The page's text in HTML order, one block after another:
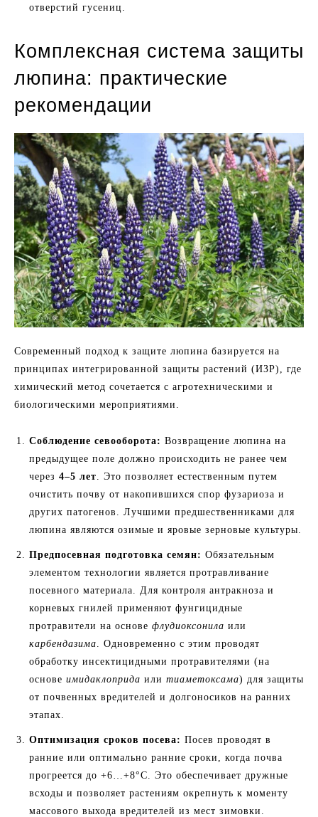
отверстий гусениц.
Комплексная система защиты
люпина: практические
рекомендации
Современный подход к защите люпина базируется на
принципах интегрированной защиты растений (ИЗР), где
химический метод сочетается с агротехническими и
биологическими мероприятиями.
Соблюдение севооборота: Возвращение люпина на
предыдущее поле должно происходить не ранее чем
через 4–5 лет . Это позволяет естественным путем
очистить почву от накопившихся спор фузариоза и
других патогенов. Лучшими предшественниками для
люпина являются озимые и яровые зерновые культуры.
Предпосевная подготовка семян: Обязательным
элементом технологии является протравливание
посевного материала. Для контроля антракноза и
корневых гнилей применяют фунгицидные
протравители на основе флудиоксонила или
карбендазима . Одновременно с этим проводят
обработку инсектицидными протравителями (на
основе имидаклоприда или тиаметоксама) для защиты
от почвенных вредителей и долгоносиков на ранних
этапах.
Оптимизация сроков посева: Посев проводят в
ранние или оптимально ранние сроки, когда почва
прогреется до +6…+8°C. Это обеспечивает дружные
всходы и позволяет растениям окрепнуть к моменту
массового выхода вредителей из мест зимовки.